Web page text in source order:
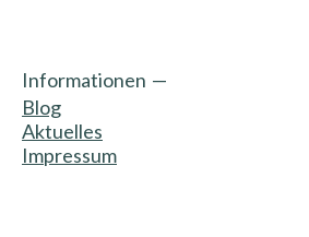
Informationen
Blog
Aktuelles
Impressum